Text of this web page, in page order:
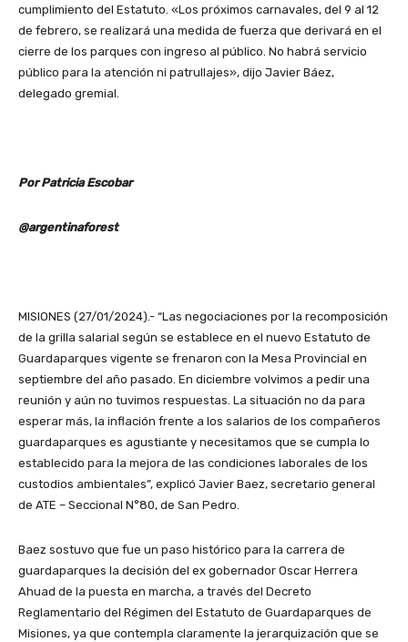
cumplimiento del Estatuto. «Los próximos carnavales, del 9 al 12
de febrero, se realizará una medida de fuerza que derivará en el
cierre de los parques con ingreso al público. No habrá servicio
público para la atención ni patrullajes», dijo Javier Báez,
delegado gremial.
Por Patricia Escobar
@argentinaforest
MISIONES (27/01/2024).- “Las negociaciones por la recomposición
de la grilla salarial según se establece en el nuevo Estatuto de
Guardaparques vigente se frenaron con la Mesa Provincial en
septiembre del año pasado. En diciembre volvimos a pedir una
reunión y aún no tuvimos respuestas. La situación no da para
esperar más, la inflación frente a los salarios de los compañeros
guardaparques es agustiante y necesitamos que se cumpla lo
establecido para la mejora de las condiciones laborales de los
custodios ambientales”, explicó Javier Baez, secretario general
de ATE – Seccional N°80, de San Pedro.
Baez sostuvo que fue un paso histórico para la carrera de
guardaparques la decisión del ex gobernador Oscar Herrera
Ahuad de la puesta en marcha, a través del Decreto
Reglamentario del Régimen del Estatuto de Guardaparques de
Misiones, ya que contempla claramente la jerarquización que se